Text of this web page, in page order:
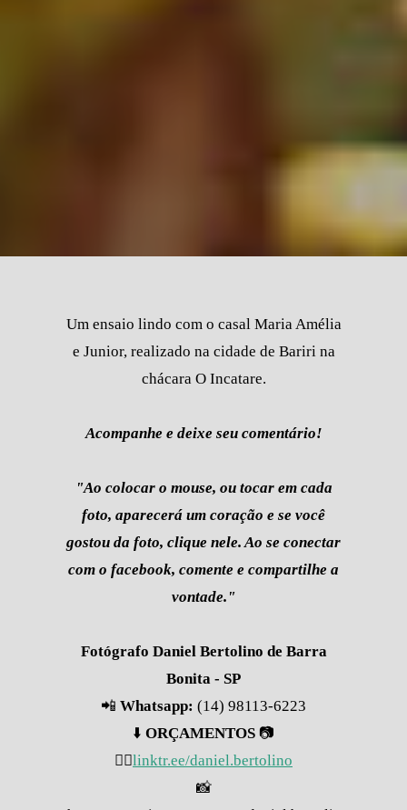
Um ensaio lindo com o casal Maria Amélia
e Junior, realizado na cidade de Bariri na
chácara O Incatare.
Acompanhe e deixe seu comentário!
"Ao colocar o mouse, ou tocar em cada
foto, aparecerá um coração e se você
gostou da foto, clique nele. Ao se conectar
com o facebook, comente e compartilhe a
vontade."
Fotógrafo Daniel Bertolino de Barra
Bonita - SP
📲 Whatsapp: (14) 98113-6223
⬇️ ORÇAMENTOS 📷
👇🏽linktr.ee/daniel.bertolino
📸